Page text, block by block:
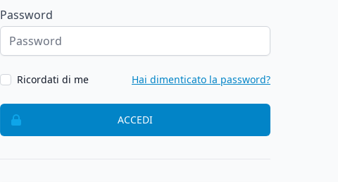
Password
Ricordati di me Hai dimenticato la password?
ACCEDI